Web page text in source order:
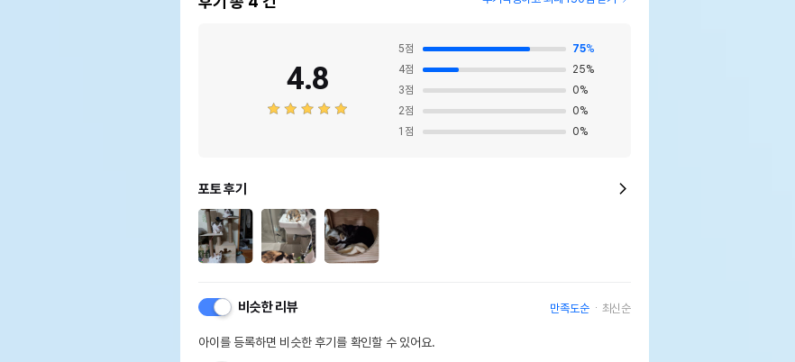
4.8
5점 75%
4점 25%
3점 0%
2점 0%
1 점 0%
포토 후기
비슷한 리뷰 만족도순 최신순
아이를 등록하면 비슷한 후기를 확인할 수 있어요.